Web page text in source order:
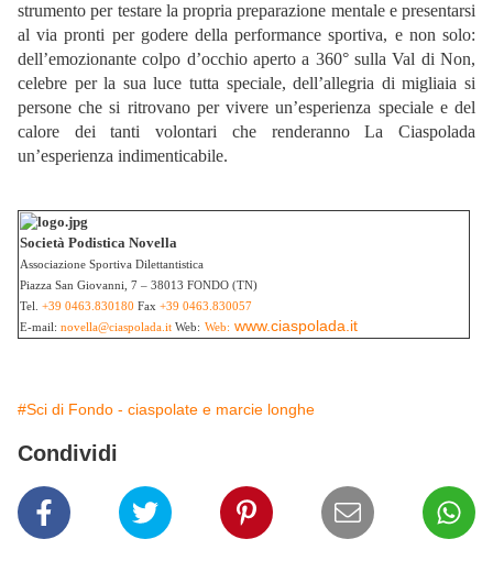
strumento per testare la propria preparazione mentale e presentarsi
al via pronti per godere della performance sportiva, e non solo:
dell’emozionante colpo d’occhio aperto a 360° sulla Val di Non,
celebre per la sua luce tutta speciale, dell’allegria di migliaia si
persone che si ritrovano per vivere un’esperienza speciale e del
calore dei tanti volontari che renderanno La Ciaspolada
un’esperienza indimenticabile.
Società Podistica Novella
Associazione Sportiva Dilettantistica
Piazza San Giovanni, 7 – 38013 FONDO (TN)
Tel. +39 0463.830180 Fax +39 0463.830057
E-mail: novella@ciaspolada.it Web: Web: www.ciaspolada.it
#Sci di Fondo - ciaspolate e marcie longhe
Condividi